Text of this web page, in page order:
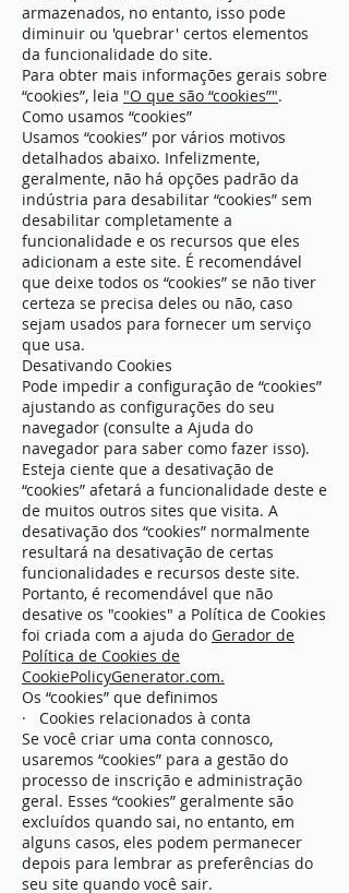
armazenados, no entanto, isso pode
diminuir ou 'quebrar' certos elementos
da funcionalidade do site.
Para obter mais informações gerais sobre
“cookies”, leia "O que são “cookies”".
Como usamos “cookies”
Usamos “cookies” por vários motivos
detalhados abaixo. Infelizmente,
geralmente, não há opções padrão da
indústria para desabilitar “cookies” sem
desabilitar completamente a
funcionalidade e os recursos que eles
adicionam a este site. É recomendável
que deixe todos os “cookies” se não tiver
certeza se precisa deles ou não, caso
sejam usados ​​para fornecer um serviço
que usa.
Desativando Cookies
Pode impedir a configuração de “cookies”
ajustando as configurações do seu
navegador (consulte a Ajuda do
navegador para saber como fazer isso).
Esteja ciente que a desativação de
“cookies” afetará a funcionalidade deste e
de muitos outros sites que visita. A
desativação dos “cookies” normalmente
resultará na desativação de certas
funcionalidades e recursos deste site.
Portanto, é recomendável que não
desative os "cookies" a Política de Cookies
foi criada com a ajuda do Gerador de
Política de Cookies de
CookiePolicyGenerator.com.
Os “cookies” que definimos
· Cookies relacionados à conta
Se você criar uma conta connosco,
usaremos “cookies” para a gestão do
processo de inscrição e administração
geral. Esses “cookies” geralmente são
excluídos quando sai, no entanto, em
alguns casos, eles podem permanecer
depois para lembrar as preferências do
seu site quando você sair.